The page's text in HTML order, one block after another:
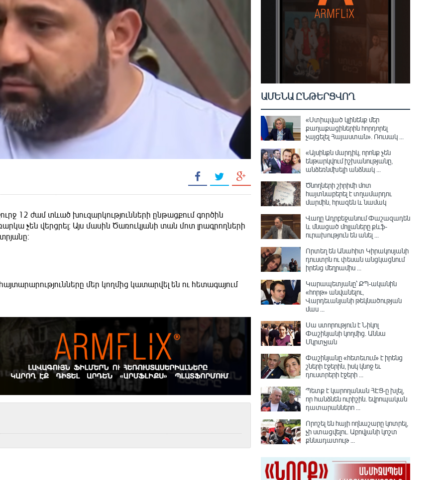
12 ժամ տևած խուզարկությունների ընթացքում գործին
չեն վերցրել։ Այս մասին Ծառուկյանի տան մոտ լրագրողների
մեր կողմից կատարվել են ու հետագայում
ԱՄԵՆԱ ԸՆԹԵՐՑՎՈՂ
«Ստիպված կլինենք մեր
քաղաքացիներին հորդորել
չայցելել Հայաստան»․ Ռուսակ ...
«Այսինքն մարդիկ, որոնք չեն
ենթարկվում իշխանությանը,
անձեռնմխելի անձնակ ...
Ծնողների շիրիմի մոտ
հայտնաբերել է տղամարդու
մարմին, հրազեն և նամակ
Վաղը Ադրբեջանում Փաշազադեն
և մնացած մոլլաները քևֆ-
ուրախություն են անել ...
Որտեղ են Անահիտ Կիրակոսյանի
դուստրն ու փեսան անցկացնում
իրենց մեղրամիս ...
Կարապետյանը՝ ՔՊ-ականին
«հորթ» անվանելու,
Վարդեւանյանի թեկնածության
մաս ...
Սա ստորություն է Նիկոլ
Փաշինյանի կողմից․ Աննա
Մկրտչյան
Փաշինյանը «հետեւում» է իրենց
շների էջերին, իսկ կնոջ եւ
դուստրերի էջերի ...
Պետք է կարողանան ՀԷՑ-ը խլել,
որ հանձնեն ուրիշին. եվրոպական
դատարաններո ...
Որոշել են հայի ողնաշարը կոտրել,
չի ստացվելու․ Աբովյանի կոշտ
քննադատութ ...